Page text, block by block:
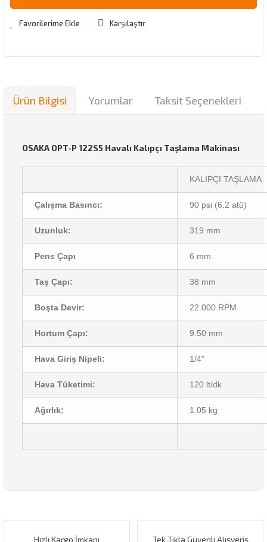
Karşılaştır
Ürün Bilgisi Yorumlar Taksit Seçenekleri
OSAKA OPT-P 122S5 Havalı Kalıpçı Taşlama Makinası
KALIPÇI TAŞLAMA
Çalışma Basıncı: 90 psi (6.2 atü)
Uzunluk: 319 mm
Pens Çapı 6 mm
Taş Çapı: 38 mm
Boşta Devir: 22.000 RPM
Hortum Çapı: 9.50 mm
Hava Giriş Nipeli: 1/4"
Hava Tüketimi: 120 lt/dk
Ağırlık: 1.05 kg
Görüş ve önerileriniz için teşekkür ederiz.
Hızlı Kargo İmkanı Tek Tıkla Güvenli Alışveriş